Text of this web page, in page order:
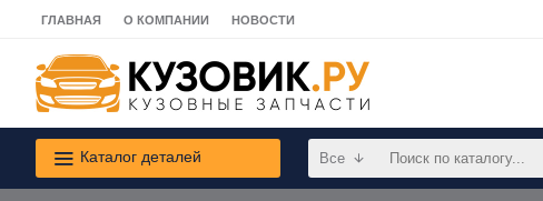
ГЛАВНАЯ О КОМПАНИИ НОВОСТИ
Каталог деталей Все